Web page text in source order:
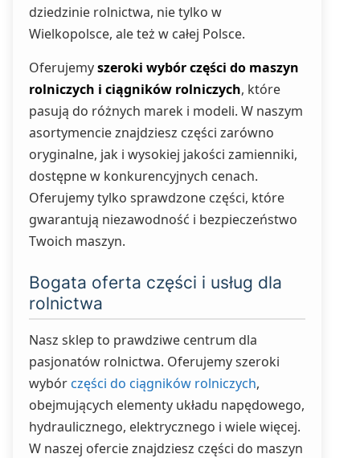
dziedzinie rolnictwa, nie tylko w
Wielkopolsce, ale też w całej Polsce.
Oferujemyszeroki wybór części do maszyn
rolniczych i ciągników rolniczych, które
pasują do różnych marek i modeli. W naszym
asortymencie znajdziesz części zarówno
oryginalne, jak i wysokiej jakości zamienniki,
dostępne w konkurencyjnych cenach.
Oferujemy tylko sprawdzone części, które
gwarantują niezawodność i bezpieczeństwo
Twoich maszyn.
Bogata oferta części i usług dla
rolnictwa
Nasz sklep to prawdziwe centrum dla
pasjonatów rolnictwa. Oferujemy szeroki
wybór części do ciągników rolniczych,
obejmujących elementy układu napędowego,
hydraulicznego, elektrycznego i wiele więcej.
W naszej ofercie znajdziesz części do maszyn